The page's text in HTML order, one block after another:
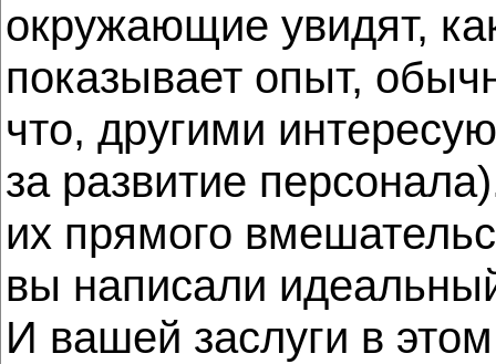
окружающие увидят,
показывает опыт,
что, другими
за развитие
их прямого
вы написали
И вашей заслуги в